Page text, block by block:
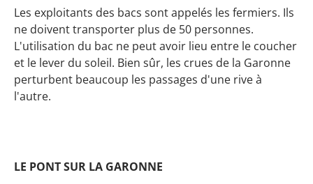
Les exploitants des bacs sont appelés les fermiers. Ils
ne doivent transporter plus de 50 personnes.
L'utilisation du bac ne peut avoir lieu entre le coucher
et le lever du soleil. Bien sûr, les crues de la Garonne
perturbent beaucoup les passages d'une rive à
l'autre.
LE PONT SUR LA GARONNE